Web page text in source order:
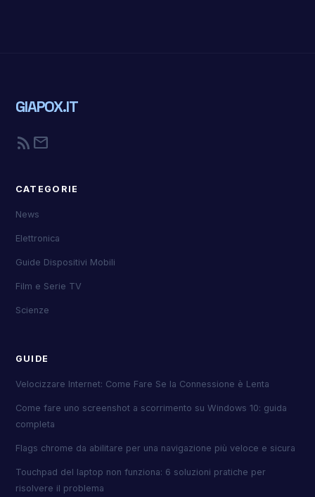
GIAPOX.IT
rss_feed mail
CATEGORIE
News
Elettronica
Guide Dispositivi Mobili
Film e Serie TV
Scienze
GUIDE
Velocizzare Internet: Come Fare Se la Connessione è Lenta
Come fare uno screenshot a scorrimento su Windows 10: guida
completa
Flags chrome da abilitare per una navigazione più veloce e sicura
Touchpad del laptop non funziona: 6 soluzioni pratiche per
risolvere il problema